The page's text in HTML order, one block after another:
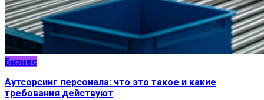
Бизнес
Аутсорсинг персонала: что это такое и какие
требования действуют